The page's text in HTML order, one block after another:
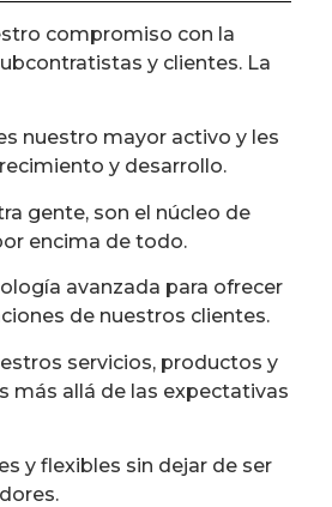
compromiso con la
y clientes. La
nuestro mayor activo y les
y desarrollo.
gente, son el núcleo de
encima de todo.
avanzada para ofrecer
de nuestros clientes.
servicios, productos y
más allá de las expectativas
y flexibles sin dejar de ser